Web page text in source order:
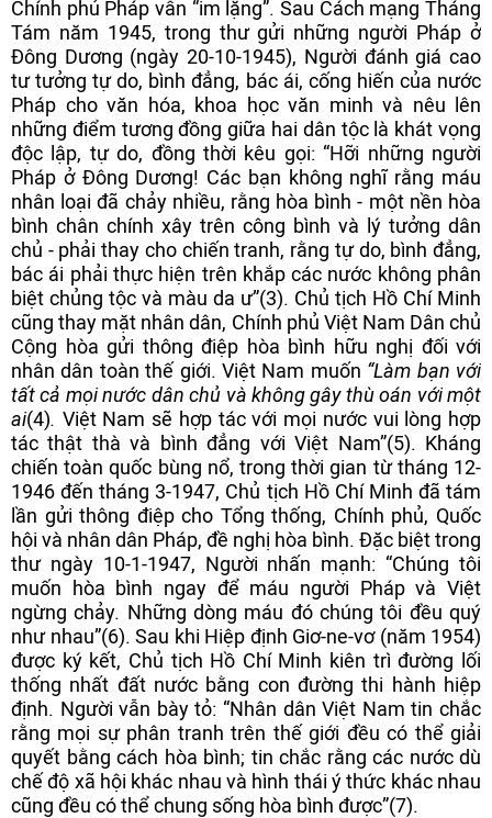
Chính phủ Pháp vẫn “im lặng”. Sau Cách mạng Tháng
Tám năm 1945, trong thư gửi những người Pháp ở
Đông Dương (ngày 20-10-1945), Người đánh giá cao
tư tưởng tự do, bình đẳng, bác ái, cống hiến của nước
Pháp cho văn hóa, khoa học văn minh và nêu lên
những điểm tương đồng giữa hai dân tộc là khát vọng
độc lập, tự do, đồng thời kêu gọi: “Hỡi những người
Pháp ở Đông Dương! Các bạn không nghĩ rằng máu
nhân loại đã chảy nhiều, rằng hòa bình - một nền hòa
bình chân chính xây trên công bình và lý tưởng dân
chủ - phải thay cho chiến tranh, rằng tự do, bình đẳng,
bác ái phải thực hiện trên khắp các nước không phân
biệt chủng tộc và màu da ư”(3). Chủ tịch Hồ Chí Minh
cũng thay mặt nhân dân, Chính phủ Việt Nam Dân chủ
Cộng hòa gửi thông điệp hòa bình hữu nghị đối với
nhân dân toàn thế giới. Việt Nam muốn “Làm bạn với
tất cả mọi nước dân chủ và không gây thù oán với một
ai(4). Việt Nam sẽ hợp tác với mọi nước vui lòng hợp
tác thật thà và bình đẳng với Việt Nam”(5). Kháng
chiến toàn quốc bùng nổ, trong thời gian từ tháng 12-
1946 đến tháng 3-1947, Chủ tịch Hồ Chí Minh đã tám
lần gửi thông điệp cho Tổng thống, Chính phủ, Quốc
hội và nhân dân Pháp, đề nghị hòa bình. Đặc biệt trong
thư ngày 10-1-1947, Người nhấn mạnh: “Chúng tôi
muốn hòa bình ngay để máu người Pháp và Việt
ngừng chảy. Những dòng máu đó chúng tôi đều quý
như nhau”(6). Sau khi Hiệp định Giơ-ne-vơ (năm 1954)
được ký kết, Chủ tịch Hồ Chí Minh kiên trì đường lối
thống nhất đất nước bằng con đường thi hành hiệp
định. Người vẫn bày tỏ: “Nhân dân Việt Nam tin chắc
rằng mọi sự phân tranh trên thế giới đều có thể giải
quyết bằng cách hòa bình; tin chắc rằng các nước dù
chế độ xã hội khác nhau và hình thái ý thức khác nhau
cũng đều có thể chung sống hòa bình được”(7).